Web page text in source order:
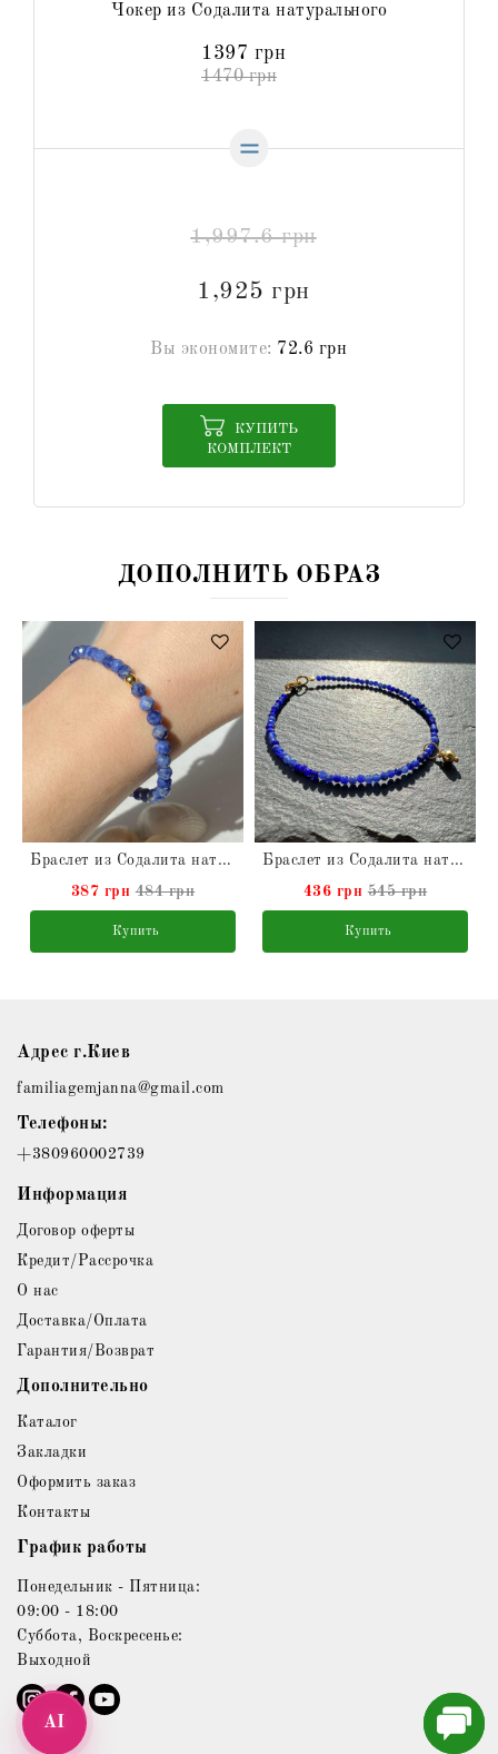
Чокер из Содалита натурального
1397 грн
1470 грн
1,997.6 грн
1,925 грн
Вы экономите: 72.6 грн
КОМПЛЕКТ
ДОПОЛНИТЬ ОБРАЗ
Браслет из Содалита натурального
387 грн 484 грн
Купить
Браслет из Содалита натурального
436 грн 545 грн
Купить
Адрес г.Киев
familiagemjanna@gmail.com
Телефоны:
+380960002739
Информация
Договор оферты
Кредит/Рассрочка
О нас
Доставка/Оплата
Гарантия/Возврат
Дополнительно
Каталог
Закладки
Оформить заказ
Контакты
График работы
Понедельник - Пятница:
09:00 - 18:00
Суббота, Воскресенье:
Выходной
AI